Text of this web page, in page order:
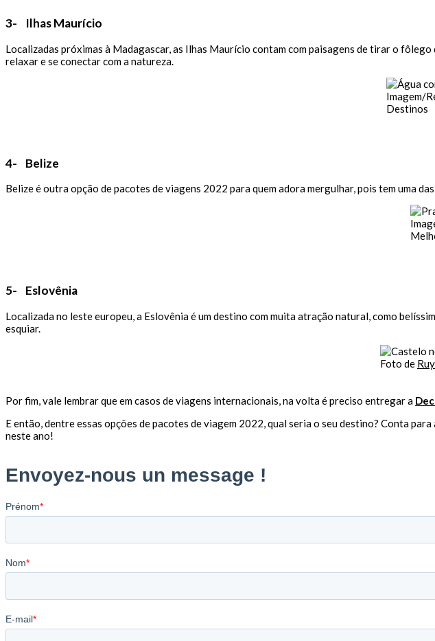
3- Ilhas Maurício
Localizadas próximas à Madagascar, as Ilhas Maurício contam com paisagens de tirar o
relaxar e se conectar com a natureza.
Imagem/
Destinos
4- Belize
Belize é outra opção de pacotes de viagens 2022 para quem adora mergulhar, pois tem uma
5- Eslovênia
Localizada no leste europeu, a Eslovênia é um destino com muita atração natural, como
esquiar.
Foto de
Por fim, vale lembrar que em casos de viagens internacionais, na volta é preciso entregar a
E então, dentre essas opções de pacotes de viagem 2022, qual seria o seu destino? Conta
neste ano!